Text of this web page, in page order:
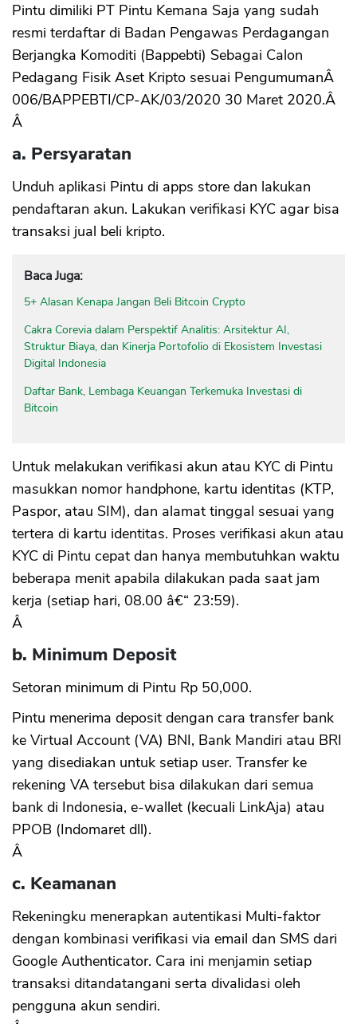
Pintu dimiliki PT Pintu Kemana Saja yang sudah
resmi terdaftar di Badan Pengawas Perdagangan
Berjangka Komoditi (Bappebti) Sebagai Calon
Pedagang Fisik Aset Kripto sesuai PengumumanÂ
006/BAPPEBTI/CP-AK/03/2020 30 Maret 2020.Â
Â
a. Persyaratan
Unduh aplikasi Pintu di apps store dan lakukan
pendaftaran akun. Lakukan verifikasi KYC agar bisa
transaksi jual beli kripto.
Baca Juga:
5+ Alasan Kenapa Jangan Beli Bitcoin Crypto
Cakra Corevia dalam Perspektif Analitis: Arsitektur AI,
Struktur Biaya, dan Kinerja Portofolio di Ekosistem Investasi
Digital Indonesia
Daftar Bank, Lembaga Keuangan Terkemuka Investasi di
Bitcoin
Untuk melakukan verifikasi akun atau KYC di Pintu
masukkan nomor handphone, kartu identitas (KTP,
Paspor, atau SIM), dan alamat tinggal sesuai yang
tertera di kartu identitas. Proses verifikasi akun atau
KYC di Pintu cepat dan hanya membutuhkan waktu
beberapa menit apabila dilakukan pada saat jam
kerja (setiap hari, 08.00 â€“ 23:59).
Â
b. Minimum Deposit
Setoran minimum di Pintu Rp 50,000.
Pintu menerima deposit dengan cara transfer bank
ke Virtual Account (VA) BNI, Bank Mandiri atau BRI
yang disediakan untuk setiap user. Transfer ke
rekening VA tersebut bisa dilakukan dari semua
bank di Indonesia, e-wallet (kecuali LinkAja) atau
PPOB (Indomaret dll).
Â
c. Keamanan
Rekeningku menerapkan autentikasi Multi-faktor
dengan kombinasi verifikasi via email dan SMS dari
Google Authenticator. Cara ini menjamin setiap
transaksi ditandatangani serta divalidasi oleh
pengguna akun sendiri.